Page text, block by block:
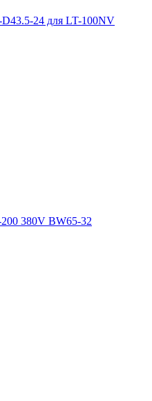
24 для LT-100NV
380V BW65-32